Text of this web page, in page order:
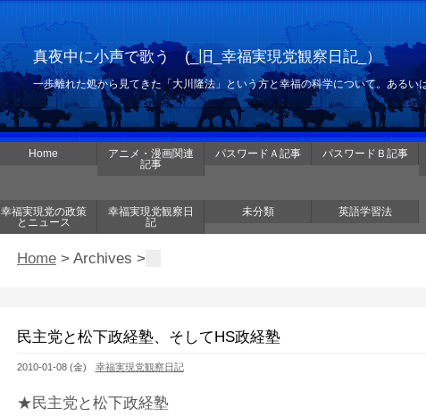
真夜中に小声で歌う (_旧_幸福実現党観察日記_）
一歩離れた処から見てきた「大川隆法」という方と幸福の科学について。あるい
Home
アニメ・漫画関連
記事
パスワードＡ記事 パスワードＢ記事
幸福実現党の政策
とニュース
幸福実現党観察日
記
未分類 英語学習法
Home > Archives >
民主党と松下政経塾、そしてHS政経塾
2010-01-08 (金) 幸福実現党観察日記
★民主党と松下政経塾